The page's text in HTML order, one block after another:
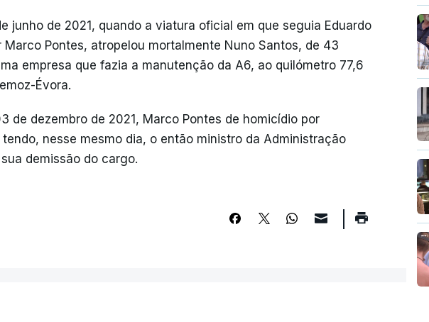
junho de 2021, quando a viatura oficial em que seguia Eduardo
Marco Pontes, atropelou mortalmente Nuno Santos, de 43
empresa que fazia a manutenção da A6, ao quilómetro 77,6
Évora.
de dezembro de 2021, Marco Pontes de homicídio por
nesse mesmo dia, o então ministro da Administração
demissão do cargo.